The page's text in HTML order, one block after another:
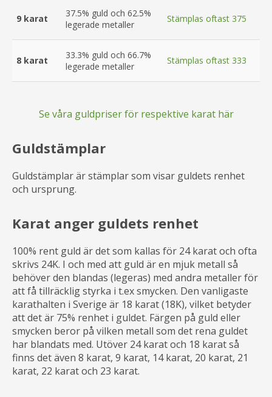
9 karat
37.5% guld och 62.5%
legerade metaller
Stämplas oftast 375
8 karat
33.3% guld och 66.7%
legerade metaller
Stämplas oftast 333
Se våra guldpriser för respektive karat här
Guldstämplar
Guldstämplar är stämplar som visar guldets renhet
och ursprung.
Karat anger guldets renhet
100% rent guld är det som kallas för 24 karat och ofta
skrivs 24K. I och med att guld är en mjuk metall så
behöver den blandas (legeras) med andra metaller för
att få tillräcklig styrka i t.ex smycken. Den vanligaste
karathalten i Sverige är 18 karat (18K), vilket betyder
att det är 75% renhet i guldet. Färgen på guld eller
smycken beror på vilken metall som det rena guldet
har blandats med. Utöver 24 karat och 18 karat så
finns det även 8 karat, 9 karat, 14 karat, 20 karat, 21
karat, 22 karat och 23 karat.